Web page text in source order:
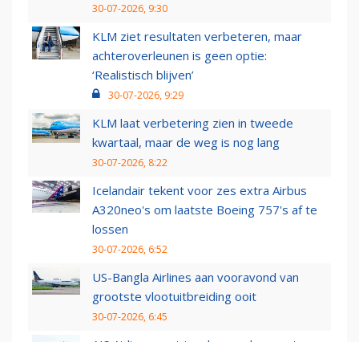
30-07-2026, 9:30
KLM ziet resultaten verbeteren, maar
achteroverleunen is geen optie:
‘Realistisch blijven’
30-07-2026, 9:29
KLM laat verbetering zien in tweede
kwartaal, maar de weg is nog lang
30-07-2026, 8:22
Icelandair tekent voor zes extra Airbus
A320neo's om laatste Boeing 757's af te
lossen
30-07-2026, 6:52
US-Bangla Airlines aan vooravond van
grootste vlootuitbreiding ooit
30-07-2026, 6:45